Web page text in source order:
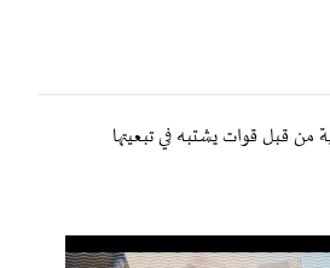
من قبل قوات يشتبه في تبعيتها